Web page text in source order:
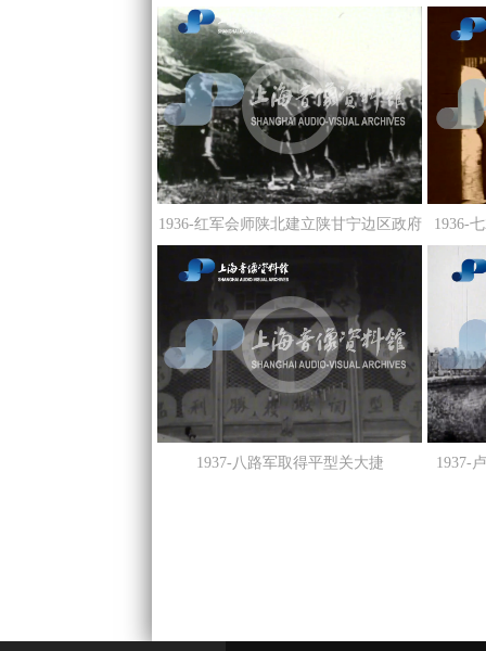
的“一二·九”运动
1936-红军会师陕北建立陕甘宁边区政府 1936-
1937-八路军取得平型关大捷 1937-